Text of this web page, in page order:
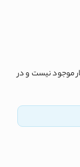
موجود نیست و در